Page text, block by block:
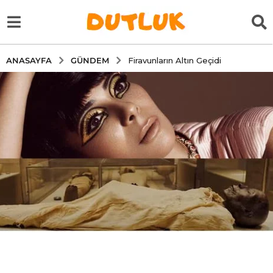
ANASAYFA GÜNDEM Firavunların Altın Geçidi